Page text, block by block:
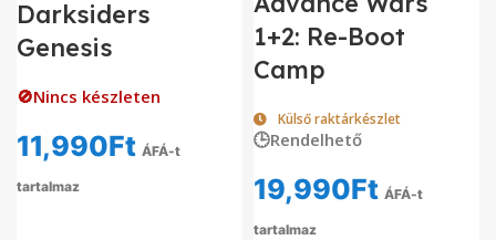
Darksiders
Genesis
🚫Nincs készleten
11,990Ft ÁFÁ-t
tartalmaz
1+2: Re-Boot
Camp
Külső raktárkészlet
🕒Rendelhető
19,990Ft ÁFÁ-t
tartalmaz